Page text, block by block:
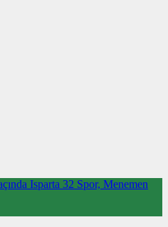
Isparta 32 Spor, Menemen